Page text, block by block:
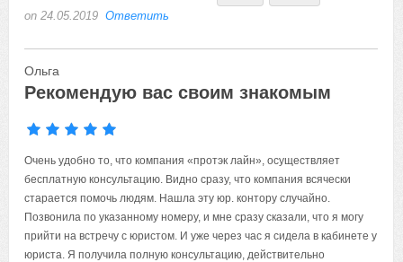
on 24.05.2019 Ответить
Ольга
Рекомендую вас своим знакомым
Очень удобно то, что компания «протэк лайн», осуществляет
бесплатную консультацию. Видно сразу, что компания всячески
старается помочь людям. Нашла эту юр. контору случайно.
Позвонила по указанному номеру, и мне сразу сказали, что я могу
прийти на встречу с юристом. И уже через час я сидела в кабинете у
юриста. Я получила полную консультацию, действительно